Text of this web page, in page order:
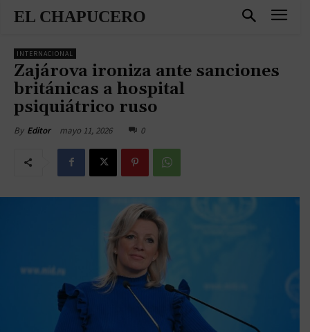
EL CHAPUCERO
INTERNACIONAL
Zajárova ironiza ante sanciones
británicas a hospital
psiquiátrico ruso
By Editor mayo 11, 2026 0